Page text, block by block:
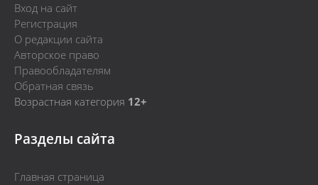
Вход на сайт
Регистрация
О редакции сайта
Авторское право
Правообладателям
Обратная связь
Возрастная категория 12+
Разделы сайта
Главная страница